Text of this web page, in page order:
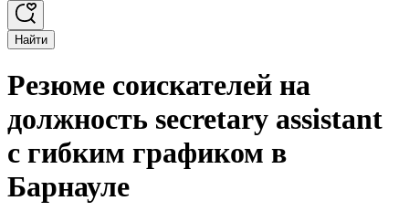
Найти
Резюме соискателей на
должность secretary assistant
с гибким графиком в
Барнауле